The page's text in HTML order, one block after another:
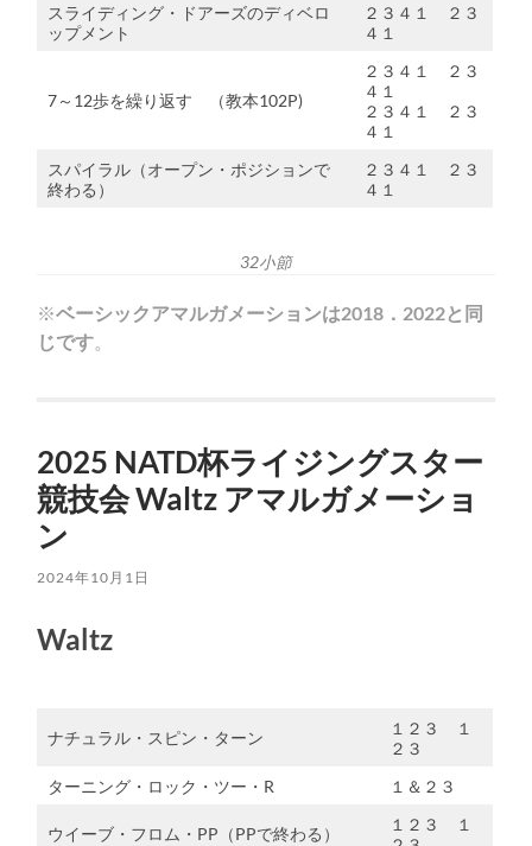
スライディング・ドアーズのディベロ
ップメント
２３４１ ２３
４１
7～12歩を繰り返す （教本102P)
２３４１ ２３
４１
２３４１ ２３
４１
スパイラル（オープン・ポジションで
終わる）
２３４１ ２３
４１
32小節
※ベーシックアマルガメーションは2018．2022と同
じです
2025 NATD杯ライジングスター
競技会 Waltz アマルガメーショ
ン
2024年10月1日
Waltz
ナチュラル・スピン・ターン
１２３ １
２３
ターニング・ロック・ツー・R
１＆２３
ウイーブ・フロム・PP（PPで終わる）
１２３ １